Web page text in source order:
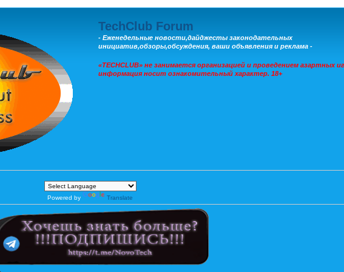
TechClub Forum
- Еженедельные новости,дайджесты законодательных
инициатив,обзоры,обсуждения, ваши объявления и реклама -
«TECHCLUB» не занимается организацией и проведением азартных
информация носит ознакомительный характер. 18+
Powered by Translate